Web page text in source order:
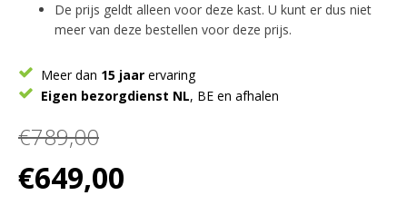
De prijs geldt alleen voor deze kast. U kunt er dus niet
meer van deze bestellen voor deze prijs.
Meer dan 15 jaar ervaring
Eigen bezorgdienst NL, BE en afhalen
€789,00
Oorspronkelijke
prijs
€649,00